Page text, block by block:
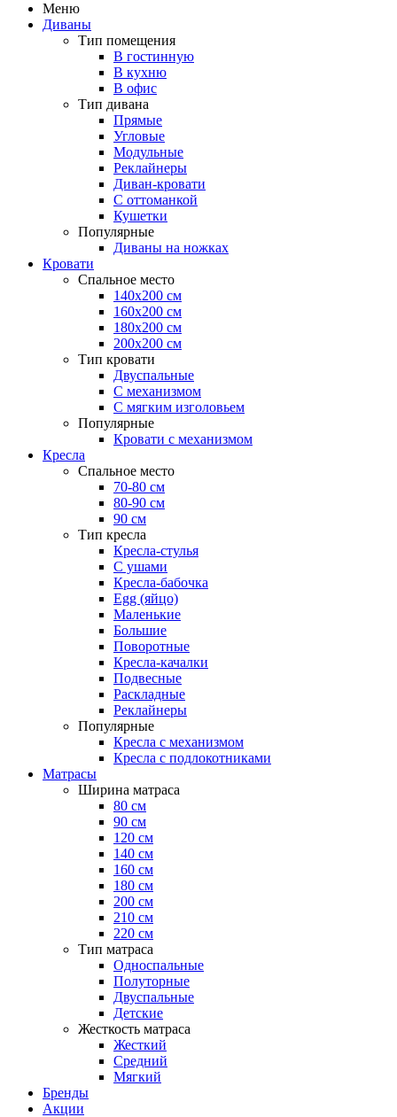
Меню
Диваны
Тип помещения
В гостинную
В кухню
В офис
Тип дивана
Прямые
Угловые
Модульные
Реклайнеры
Диван-кровати
С оттоманкой
Кушетки
Популярные
Диваны на ножках
Кровати
Спальное место
140х200 см
160х200 см
180х200 см
200х200 см
Тип кровати
Двуспальные
С механизмом
С мягким изголовьем
Популярные
Кровати с механизмом
Кресла
Спальное место
70-80 см
80-90 см
90 см
Тип кресла
Кресла-стулья
С ушами
Кресла-бабочка
Egg (яйцо)
Маленькие
Большие
Поворотные
Кресла-качалки
Подвесные
Раскладные
Реклайнеры
Популярные
Кресла с механизмом
Кресла с подлокотниками
Матрасы
Ширина матраса
80 см
90 см
120 см
140 см
160 см
180 см
200 см
210 см
220 см
Тип матраса
Односпальные
Полуторные
Двуспальные
Детские
Жесткость матраса
Жесткий
Средний
Мягкий
Бренды
Акции